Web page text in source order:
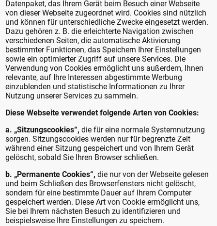
Datenpaket, das Ihrem Gerät beim Besuch einer Webseite
von dieser Webseite zugeordnet wird. Cookies sind nützlich
und können für unterschiedliche Zwecke eingesetzt werden.
Dazu gehören z. B. die erleichterte Navigation zwischen
verschiedenen Seiten, die automatische Aktivierung
bestimmter Funktionen, das Speichern Ihrer Einstellungen
sowie ein optimierter Zugriff auf unsere Services. Die
Verwendung von Cookies ermöglicht uns außerdem, Ihnen
relevante, auf Ihre Interessen abgestimmte Werbung
einzublenden und statistische Informationen zu Ihrer
Nutzung unserer Services zu sammeln.
Diese Webseite verwendet folgende Arten von Cookies:
a. „Sitzungscookies“, die für eine normale Systemnutzung
sorgen. Sitzungscookies werden nur für begrenzte Zeit
während einer Sitzung gespeichert und von Ihrem Gerät
gelöscht, sobald Sie Ihren Browser schließen.
b. „Permanente Cookies“, die nur von der Webseite gelesen
und beim Schließen des Browserfensters nicht gelöscht,
sondern für eine bestimmte Dauer auf Ihrem Computer
gespeichert werden. Diese Art von Cookie ermöglicht uns,
Sie bei Ihrem nächsten Besuch zu identifizieren und
beispielsweise Ihre Einstellungen zu speichern.